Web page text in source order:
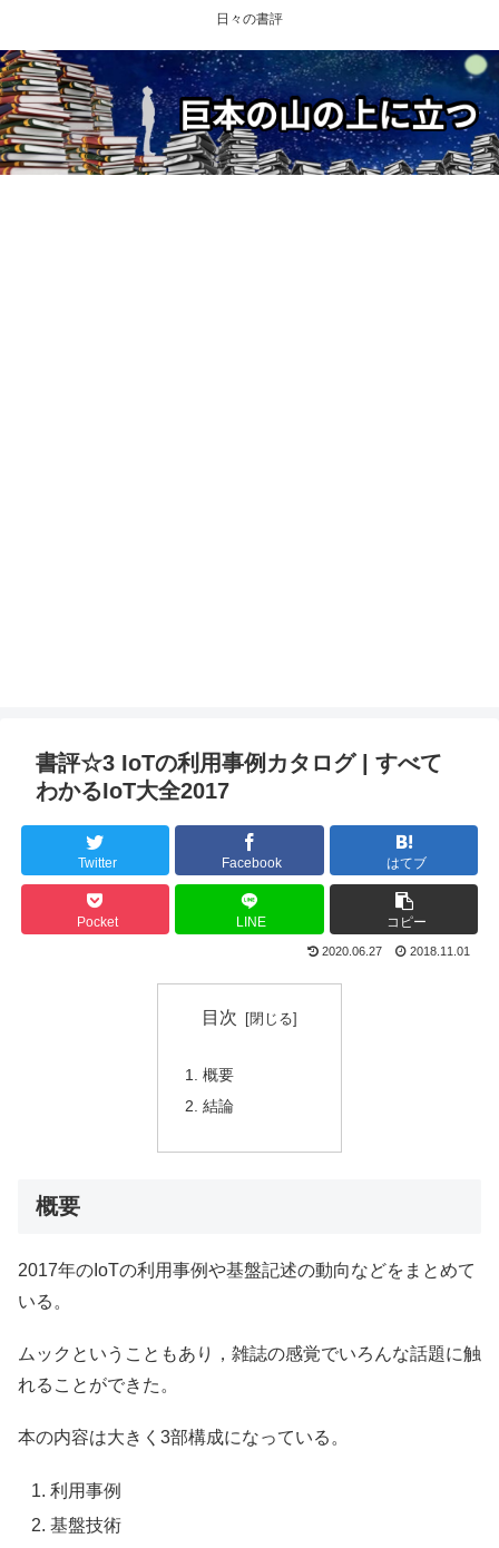
日々の書評
書評☆3 IoTの利用事例カタログ | すべて
わかるIoT大全2017
Twitter Facebook はてブ
Pocket LINE コピー
2020.06.27 2018.11.01
目次
概要
結論
概要
2017年のIoTの利用事例や基盤記述の動向などをまとめて
いる。
ムックということもあり，雑誌の感覚でいろんな話題に触
れることができた。
本の内容は大きく3部構成になっている。
利用事例
基盤技術